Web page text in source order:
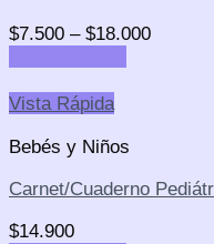
$7.500 – $18.000
Vista Rápida
Bebés y Niños
Carnet/Cuaderno
$14.900